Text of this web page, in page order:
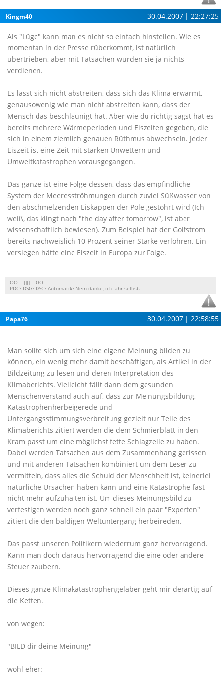
Kingm40 30.04.2007 | 22:27:25
Als "Lüge" kann man es nicht so einfach hinstellen. Wie es
momentan in der Presse rüberkommt, ist natürlich
übertrieben, aber mit Tatsachen würden sie ja nichts
verdienen.
Es lässt sich nicht abstreiten, dass sich das Klima erwärmt,
genausowenig wie man nicht abstreiten kann, dass der
Mensch das beschläunigt hat. Aber wie du richtig sagst hat es
bereits mehrere Wärmeperioden und Eiszeiten gegeben, die
sich in einem ziemlich genauen Rüthmus abwechseln. Jeder
Eiszeit ist eine Zeit mit starken Unwettern und
Umweltkatastrophen vorausgegangen.
Das ganze ist eine Folge dessen, dass das empfindliche
System der Meeresströhmungen durch zuviel Süßwasser von
den abschmelzenden Eiskappen der Pole gestöhrt wird (Ich
weiß, das klingt nach "the day after tomorrow", ist aber
wissenschaftlich bewiesen). Zum Beispiel hat der Golfstrom
bereits nachweislich 10 Prozent seiner Stärke verlohren. Ein
versiegen hätte eine Eiszeit in Europa zur Folge.
OO==[][]==OO
PDC? DSG? DSC? Automatik? Nein danke, ich fahr selbst.
Papa76 30.04.2007 | 22:58:55
Man sollte sich um sich eine eigene Meinung bilden zu
können, ein wenig mehr damit beschäftigen, als Artikel in der
Bildzeitung zu lesen und deren Interpretation des
Klimaberichts. Vielleicht fällt dann dem gesunden
Menschenverstand auch auf, dass zur Meinungsbildung,
Katastrophenherbeigerede und
Untergangsstimmungsverbreitung gezielt nur Teile des
Klimaberichts zitiert werden die dem Schmierblatt in den
Kram passt um eine möglichst fette Schlagzeile zu haben.
Dabei werden Tatsachen aus dem Zusammenhang gerissen
und mit anderen Tatsachen kombiniert um dem Leser zu
vermitteln, dass alles die Schuld der Menschheit ist, keinerlei
natürliche Ursachen haben kann und eine Katastrophe fast
nicht mehr aufzuhalten ist. Um dieses Meinungsbild zu
verfestigen werden noch ganz schnell ein paar "Experten"
zitiert die den baldigen Weltuntergang herbeireden.
Das passt unseren Politikern wiederrum ganz hervorragend.
Kann man doch daraus hervorragend die eine oder andere
Steuer zaubern.
Dieses ganze Klimakatastrophengelaber geht mir derartig auf
die Ketten.
von wegen:
"BILD dir deine Meinung"
wohl eher: